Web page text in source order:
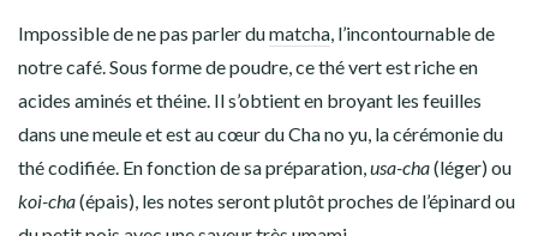
Impossible de ne pas parler dumatcha , l’incontournable de
notre café. Sous forme de poudre, ce thé vert est riche en
acides aminés et théine. Il s’obtient en broyant les feuilles
dans une meule et est au cœur du Cha no yu, la cérémonie du
thé codifiée. En fonction de sa préparation, usa-cha(léger) ou
koi-cha(épais), les notes seront plutôt proches de l’épinard ou